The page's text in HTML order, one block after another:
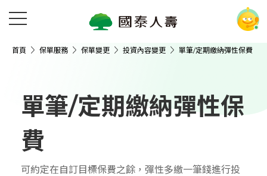
首頁 保單服務 保單變更 投資內容變更 單筆/定期繳納彈性保費
單筆/定期繳納彈性保
費
可約定在自訂目標保費之餘，彈性多繳一筆錢進行投